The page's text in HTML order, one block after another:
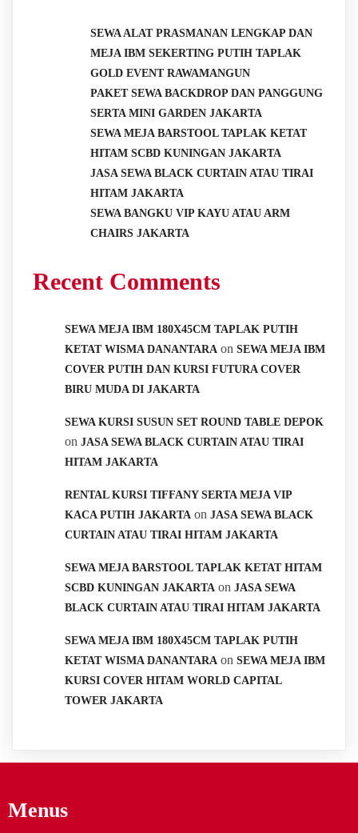
SEWA ALAT PRASMANAN LENGKAP DAN
MEJA IBM SEKERTING PUTIH TAPLAK
GOLD EVENT RAWAMANGUN
PAKET SEWA BACKDROP DAN PANGGUNG
SERTA MINI GARDEN JAKARTA
SEWA MEJA BARSTOOL TAPLAK KETAT
HITAM SCBD KUNINGAN JAKARTA
JASA SEWA BLACK CURTAIN ATAU TIRAI
HITAM JAKARTA
SEWA BANGKU VIP KAYU ATAU ARM
CHAIRS JAKARTA
Recent Comments
SEWA MEJA IBM 180X45CM TAPLAK PUTIH
KETAT WISMA DANANTARA on SEWA MEJA IBM
COVER PUTIH DAN KURSI FUTURA COVER
BIRU MUDA DI JAKARTA
SEWA KURSI SUSUN SET ROUND TABLE DEPOK
on JASA SEWA BLACK CURTAIN ATAU TIRAI
HITAM JAKARTA
RENTAL KURSI TIFFANY SERTA MEJA VIP
KACA PUTIH JAKARTA on JASA SEWA BLACK
CURTAIN ATAU TIRAI HITAM JAKARTA
SEWA MEJA BARSTOOL TAPLAK KETAT HITAM
SCBD KUNINGAN JAKARTA on JASA SEWA
BLACK CURTAIN ATAU TIRAI HITAM JAKARTA
SEWA MEJA IBM 180X45CM TAPLAK PUTIH
KETAT WISMA DANANTARA on SEWA MEJA IBM
KURSI COVER HITAM WORLD CAPITAL
TOWER JAKARTA
Menus